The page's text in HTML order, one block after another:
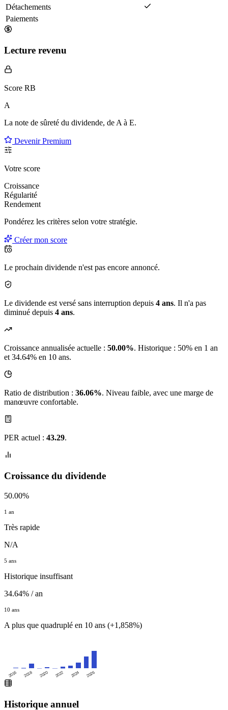
Détachements
Paiements
Lecture revenu
Score RB
A
La note de sûreté du dividende, de A à E.
Devenir Premium
Votre score
Croissance
Régularité
Rendement
Pondérez les critères selon votre stratégie.
Créer mon score
Le prochain dividende n'est pas encore annoncé.
Le dividende est versé sans interruption depuis 4 ans. Il n'a pas
diminué depuis 4 ans.
Croissance annualisée actuelle : 50.00%. Historique : 50% en 1 an
et 34.64% en 10 ans.
Ratio de distribution : 36.06%. Niveau faible, avec une marge de
manœuvre confortable.
PER actuel : 43.29.
Croissance du dividende
50.00%
1 an
Très rapide
N/A
5 ans
Historique insuffisant
34.64% / an
10 ans
A plus que quadruplé en 10 ans (+1,858%)
2016 2018 2020 2022 2024 2026
Historique annuel